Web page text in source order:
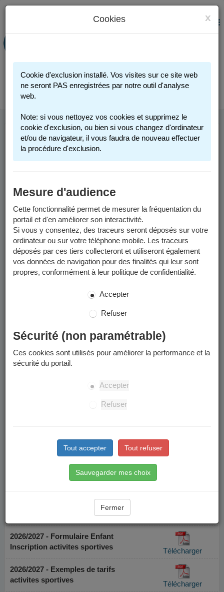
PORTAIL FAMILLE
Connexion
MENU
x
Cookies
Cookie d'exclusion installé. Vos visites sur ce site web
ne seront PAS enregistrées par notre outil d'analyse
web.
Note: si vous nettoyez vos cookies et supprimez le
cookie d'exclusion, ou bien si vous changez d'ordinateur
et/ou de navigateur, il vous faudra de nouveau effectuer
la procédure d'exclusion.
Mesure d'audience
Cette fonctionnalité permet de mesurer la fréquentation du
portail et d'en améliorer son interactivité.
Si vous y consentez, des traceurs seront déposés sur votre
ordinateur ou sur votre téléphone mobile. Les traceurs
déposés par ces tiers collecteront et utiliseront également
vos données de navigation pour des finalités qui leur sont
propres, conformément à leur politique de confidentialité.
Accepter
Refuser
Sécurité (non paramétrable)
Ces cookies sont utilisés pour améliorer la performance et la
sécurité du portail.
Accepter
Refuser
Tout accepter Tout refuser
Sauvegarder mes choix
Fermer